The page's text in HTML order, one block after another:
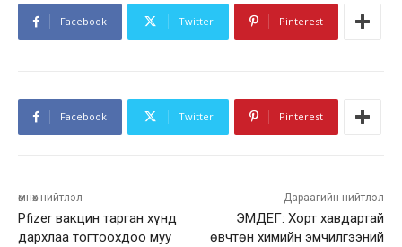
Facebook Twitter Pinterest
Facebook Twitter Pinterest
өмнөх нийтлэл
Pfizer вакцин тарган хүнд
дархлаа тогтоохдоо муу
Дараагийн нийтлэл
ЭМДЕГ: Хорт хавдартай
өвчтөн химийн эмчилгээний